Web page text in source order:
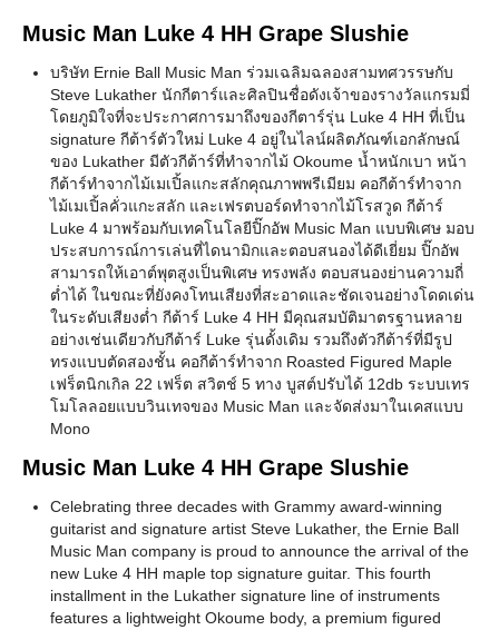
Music Man Luke 4 HH Grape Slushie
บริษัท Ernie Ball Music Man ร่วมเฉลิมฉลองสามทศวรรษกับ
Steve Lukather นักกีตาร์และศิลปินชื่อดังเจ้าของรางวัลแกรมมี่
โดยภูมิใจที่จะประกาศการมาถึงของกีตาร์รุ่น Luke 4 HH ที่เป็น
signature กีต้าร์ตัวใหม่ Luke 4 อยู่ในไลน์ผลิตภัณฑ์เอกลักษณ์
ของ Lukather มีตัวกีต้าร์ที่ทำจากไม้ Okoume น้ำหนักเบา หน้า
กีต้าร์ทำจากไม้เมเปิ้ลแกะสลักคุณภาพพรีเมียม คอกีต้าร์ทำจาก
ไม้เมเปิ้ลคั่วแกะสลัก และเฟรตบอร์ดทำจากไม้โรสวูด กีต้าร์
Luke 4 มาพร้อมกับเทคโนโลยีปิ๊กอัพ Music Man แบบพิเศษ มอบ
ประสบการณ์การเล่นที่ไดนามิกและตอบสนองได้ดีเยี่ยม ปิ๊กอัพ
สามารถให้เอาต์พุตสูงเป็นพิเศษ ทรงพลัง ตอบสนองย่านความถี่
ต่ำได้ ในขณะที่ยังคงโทนเสียงที่สะอาดและชัดเจนอย่างโดดเด่น
ในระดับเสียงต่ำ กีต้าร์ Luke 4 HH มีคุณสมบัติมาตรฐานหลาย
อย่างเช่นเดียวกับกีต้าร์ Luke รุ่นดั้งเดิม รวมถึงตัวกีต้าร์ที่มีรูป
ทรงแบบตัดสองชั้น คอกีต้าร์ทำจาก Roasted Figured Maple
เฟร็ตนิกเกิล 22 เฟร็ต สวิตช์ 5 ทาง บูสต์ปรับได้ 12db ระบบเทร
โมโลลอยแบบวินเทจของ Music Man และจัดส่งมาในเคสแบบ
Mono
Music Man Luke 4 HH Grape Slushie
Celebrating three decades with Grammy award-winning
guitarist and signature artist Steve Lukather, the Ernie Ball
Music Man company is proud to announce the arrival of the
new Luke 4 HH maple top signature guitar. This fourth
installment in the Lukather signature line of instruments
features a lightweight Okoume body, a premium figured